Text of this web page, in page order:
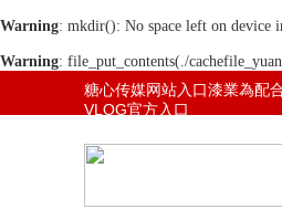
Warning: mkdir(): No space left on device
Warning: file_put_contents(./
糖心传媒网站入口漆業為配
VLOG官方入口